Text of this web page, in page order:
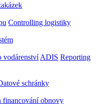
Controlling logistiky
vodárenství ADIS Reporting
schránky
financování obnovy